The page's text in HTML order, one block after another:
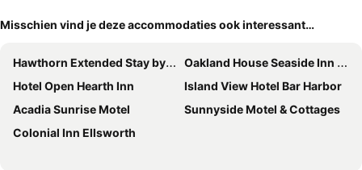
Misschien vind je deze accommodaties ook interessant…
Hawthorn Extended Stay by Wyndham Ellsworth / Bar Harbor
Oakland House Seaside Inn & Cottages
Hotel Open Hearth Inn
Island View Hotel Bar Harbor
Acadia Sunrise Motel
Sunnyside Motel & Cottages
Colonial Inn Ellsworth